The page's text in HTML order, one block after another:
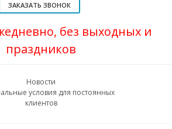
ЗАКАЗАТЬ ЗВОНОК
без выходных и
праздников
Новости
условия для постоянных
клиентов